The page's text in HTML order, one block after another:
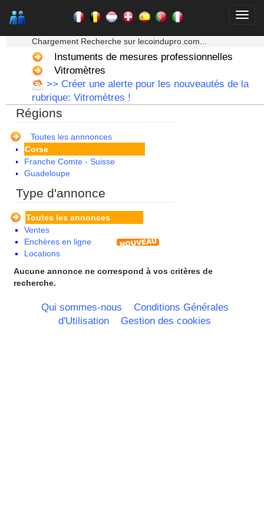
Chargement Recherche sur lecoindupro.com...
Instuments de mesures professionnelles
Vitromètres
>> Créer une alerte pour les nouveautés de la
rubrique: Vitromètres !
Régions
Toutes les annnonces
Alsace
Aquitaine
Auvergne
Basse Normandie
Bourgogne
Bretagne
Centre
Champagne Ardenne
Corse
Franche Comte - Suisse
Guadeloupe
Haute Normandie
Ile de France
La Réunion
Languedoc Roussillon
Limousin
Lorraine
Martinique
Mayotte
Portugal
Nord Pas de Calais - Belgique -
Pays Bas
Type d'annonce
Toutes les annonces
Ventes
Enchères en ligne
Locations
Aucune annonce ne correspond à vos critères de
recherche.
Qui sommes-nous
Conditions Générales
d'Utilisation
Gestion des cookies